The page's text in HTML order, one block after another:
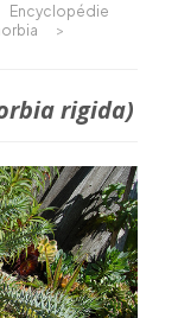
Encyclopédie
>
rigida)